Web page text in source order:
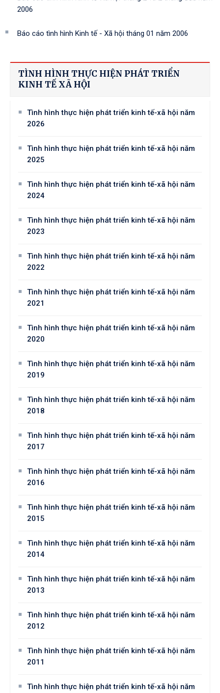
2006
Báo cáo tình hình Kinh tế - Xã hội tháng 01 năm 2006
TÌNH HÌNH THỰC HIỆN PHÁT TRIỂN
KINH TẾ XÃ HỘI
Tình hình thực hiện phát triển kinh tế-xã hội năm
2026
Tình hình thực hiện phát triển kinh tế-xã hội năm
2025
Tình hình thực hiện phát triển kinh tế-xã hội năm
2024
Tình hình thực hiện phát triển kinh tế-xã hội năm
2023
Tình hình thực hiện phát triển kinh tế-xã hội năm
2022
Tình hình thực hiện phát triển kinh tế-xã hội năm
2021
Tình hình thực hiện phát triển kinh tế-xã hội năm
2020
Tình hình thực hiện phát triển kinh tế-xã hội năm
2019
Tình hình thực hiện phát triển kinh tế-xã hội năm
2018
Tình hình thực hiện phát triển kinh tế-xã hội năm
2017
Tình hình thực hiện phát triển kinh tế-xã hội năm
2016
Tình hình thực hiện phát triển kinh tế-xã hội năm
2015
Tình hình thực hiện phát triển kinh tế-xã hội năm
2014
Tình hình thực hiện phát triển kinh tế-xã hội năm
2013
Tình hình thực hiện phát triển kinh tế-xã hội năm
2012
Tình hình thực hiện phát triển kinh tế-xã hội năm
2011
Tình hình thực hiện phát triển kinh tế-xã hội năm